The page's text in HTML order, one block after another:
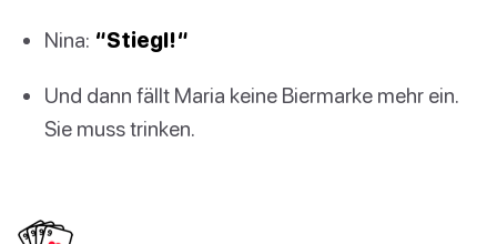
Nina: “Stiegl!“
Und dann fällt Maria keine Biermarke mehr ein.
Sie muss trinken.